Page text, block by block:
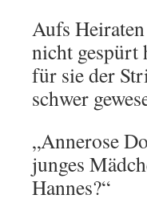
Aufs
nicht gespürt
für sie der
schwer
„Annerose
junges
Hannes?“